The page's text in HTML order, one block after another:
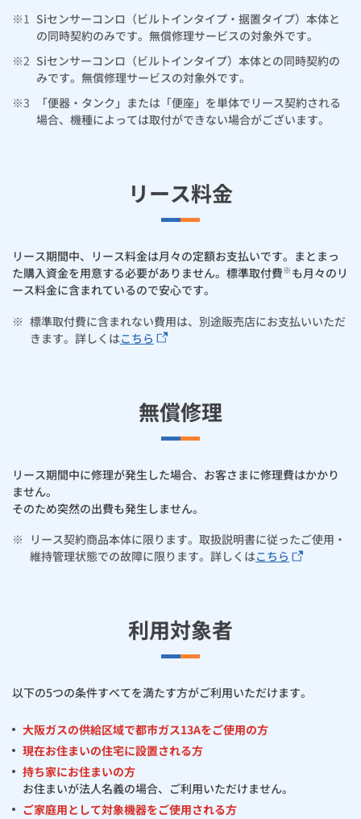
※1 Siセンサーコンロ（ビルトインタイプ・据置タイプ）本体と
の同時契約のみです。無償修理サービスの対象外です。
※2 Siセンサーコンロ（ビルトインタイプ）本体との同時契約の
みです。無償修理サービスの対象外です。
※3
「便器・タンク」または「便座」を単体でリース契約される
場合、機種によっては取付ができない場合がございます。
リース料金
リース期間中、リース料金は月々の定額お支払いです。まとまっ
た購入資金を用意する必要がありません。標準取付費※ も月々のリ
ース料金に含まれているので安心です。
※ 標準取付費に含まれない費用は、別途販売店にお支払いいただ
きます。詳しくはこちら
無償修理
リース期間中に修理が発生した場合、お客さまに修理費はかかり
ません。
そのため突然の出費も発生しません。
※
リース契約商品本体に限ります。取扱説明書に従ったご使用・
維持管理状態での故障に限ります。詳しくはこちら
利用対象者
以下の5つの条件すべてを満たす方がご利用いただけます。
大阪ガスの供給区域で都市ガス13Aをご使用の方
現在お住まいの住宅に設置される方
持ち家にお住まいの方
お住まいが法人名義の場合、ご利用いただけません。
ご家庭用として対象機器をご使用される方